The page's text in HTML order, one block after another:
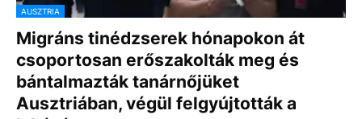
AUSZTRIA
Migráns tinédzserek hónapokon át
csoportosan erőszakolták meg és
bántalmazták tanárnőjüket
Ausztriában, végül felgyújtották a